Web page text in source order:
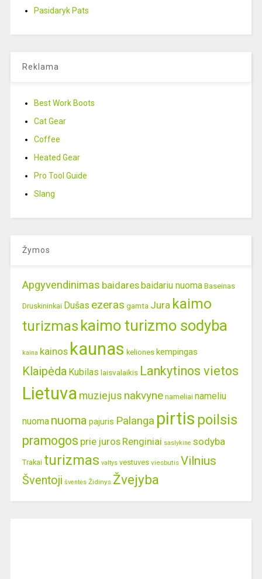
Pasidaryk Pats
Reklama
Best Work Boots
Cat Gear
Coffee
Heated Gear
Pro Tool Guide
Slang
Žymos
Apgyvendinimas baidaresbaidariu nuoma Baseinas
Druskininkai Dušas ezeras gamta Jura kaimo
turizmas kaimo turizmo sodyba
kaina kainos kaunas keliones kempingas
Klaipėda Kubilas laisvalaikis Lankytinos vietos
Lietuva muziejus nakvyne nameliai nameliu
nuoma nuoma pajuris Palanga pirtis poilsis
pramogos prie juros Renginiai saslykine sodyba
Trakai turizmas valtys vestuves viesbutis Vilnius
Šventoji šventės Židinys Žvejyba